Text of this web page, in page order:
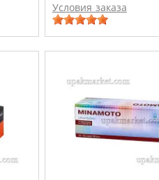
Условия заказа